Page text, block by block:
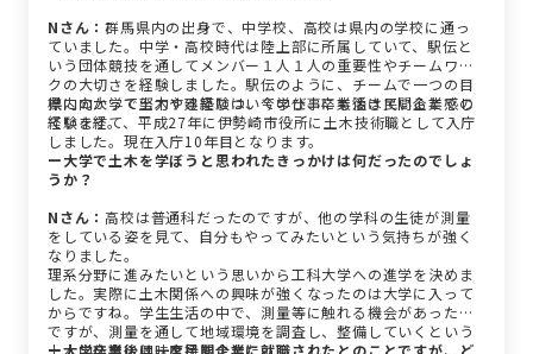
Nさん：群馬県内の出身で、中学校、高校は県内の学校に通っ
ていました。中学・高校時代は陸上部に所属していて、駅伝と
いう団体競技を通してメンバー１人１人の重要性やチームワー
クの大切さを経験しました。駅伝のように、チームで一つの目
標に向かって努力する経験は、今の仕事にも活きていると感じ
ています。
県内の大学で土木や建築について学び、卒業後は民間企業での
経験を経て、平成27年に伊勢崎市役所に土木技術職として入庁
しました。現在入庁10年目となります。
ー大学で土木を学ぼうと思われたきっかけは何だったのでしょ
うか？
Nさん：高校は普通科だったのですが、他の学科の生徒が測量
をしている姿を見て、自分もやってみたいという気持ちが強く
なりました。
理系分野に進みたいという思いから工科大学への進学を決めま
した。実際に土木関係への興味が強くなったのは大学に入って
からですね。学生生活の中で、測量等に触れる機会があったの
ですが、測量を通して地域環境を調査し、整備していくという
土木の仕事に興味を持ちました。
ー大学卒業後は一度民間企業に就職されたとのことですが、ど